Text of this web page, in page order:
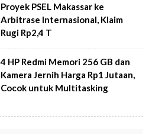
Proyek PSEL Makassar ke
Arbitrase Internasional, Klaim
Rugi Rp2,4 T
4 HP Redmi Memori 256 GB dan
Kamera Jernih Harga Rp1 Jutaan,
Cocok untuk Multitasking